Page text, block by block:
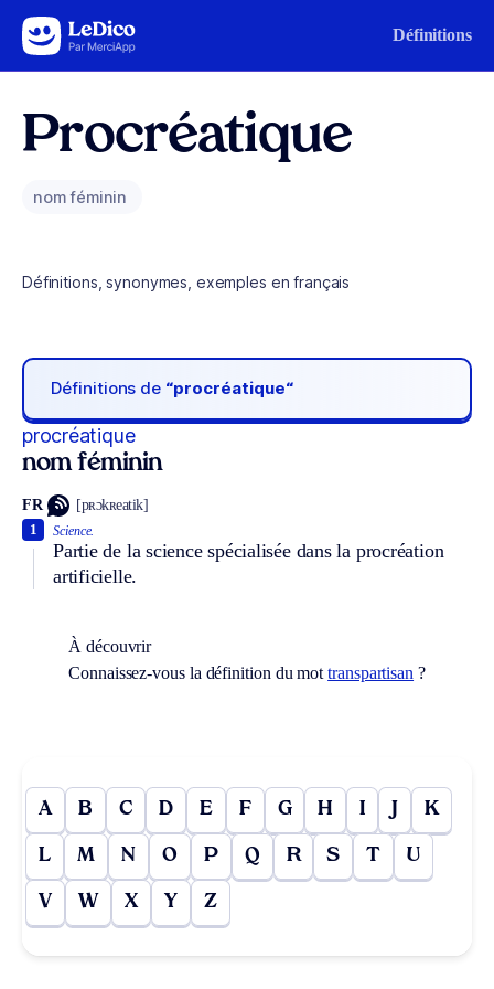
Aller au contenu Définitions
Procréatique
nom féminin
Définitions, synonymes, exemples en français
Définitions de “procréatique“
procréatique
nom féminin
FR [pʀɔkʀeatik]
Science.
Partie de la science spécialisée dans la procréation
artificielle.
1
À découvrir
Connaissez-vous la définition du mottranspartisan ?
A B C D E F G H I J K
L M N O P Q R S T U
V W X Y Z